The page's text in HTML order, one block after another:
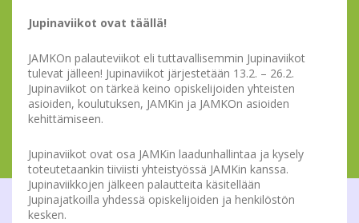
Jupinaviikot ovat täällä!
JAMKOn palauteviikot eli tuttavallisemmin Jupinaviikot
tulevat jälleen! Jupinaviikot järjestetään 13.2. – 26.2.
Jupinaviikot on tärkeä keino opiskelijoiden yhteisten
asioiden, koulutuksen, JAMKin ja JAMKOn asioiden
kehittämiseen.
Jupinaviikot ovat osa JAMKin laadunhallintaa ja kysely
toteutetaankin tiiviisti yhteistyössä JAMKin kanssa.
Jupinaviikkojen jälkeen palautteita käsitellään
Jupinajatkoilla yhdessä opiskelijoiden ja henkilöstön
kesken.